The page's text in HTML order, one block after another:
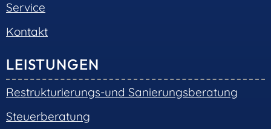
Service
Kontakt
LEISTUNGEN
Restrukturierungs-und Sanierungsberatung
Steuerberatung